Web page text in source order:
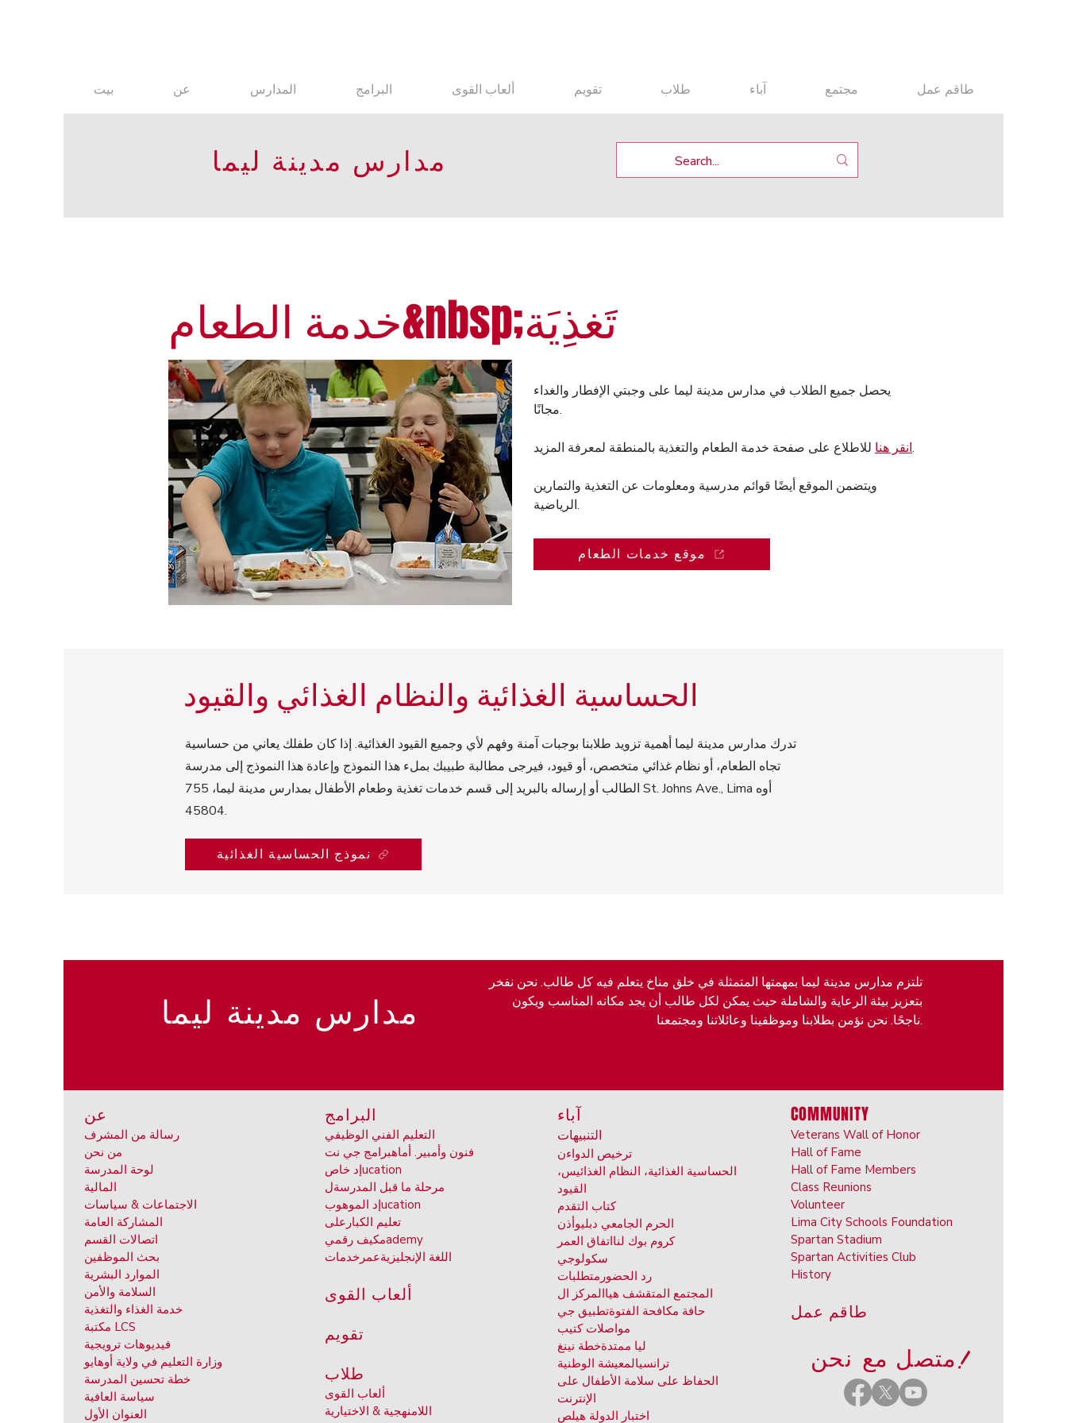
بيت عن المدارس البرامج ألعاب القوى تقويم طلاب آباء مجتمع طاقم عمل
مدارس مدينة ليما
خدمة الطعام&nbsp;تَغذِيَة
يحصل جميع الطلاب في مدارس مدينة ليما على وجبتي الإفطار والغداء
مجانًا.
انقر هناللاطلاع على صفحة خدمة الطعام والتغذية بالمنطقة لمعرفة المزيد.
ويتضمن الموقع أيضًا قوائم مدرسية ومعلومات عن التغذية والتمارين
الرياضية.
موقع خدمات الطعام
الحساسية الغذائية والنظام الغذائي والقيود
تدرك مدارس مدينة ليما أهمية تزويد طلابنا بوجبات آمنة وفهم لأي وجميع القيود الغذائية. إذا كان طفلك يعاني من حساسية
تجاه الطعام، أو نظام غذائي متخصص، أو قيود، فيرجى مطالبة طبيبك بملء هذا النموذج وإعادة هذا النموذج إلى مدرسة
الطالب أو إرساله بالبريد إلى قسم خدمات تغذية وطعام الأطفال بمدارس مدينة ليما، 755 St. Johns Ave., Lima أوه
45804.
نموذج الحساسية الغذائية
مدارس مدينة ليما
تلتزم مدارس مدينة ليما بمهمتها المتمثلة في خلق مناخ يتعلم فيه كل طالب. نحن نفخر
بتعزيز بيئة الرعاية والشاملة حيث يمكن لكل طالب أن يجد مكانه المناسب ويكون
ناجحًا. نحن نؤمن بطلابنا وموظفينا وعائلاتنا ومجتمعنا.
عن
رسالة من المشرف
من نحن
لوحة المدرسة
المالية
الاجتماعات & سياسات
المشاركة العامة
اتصالات القسم
بحث الموظفين
الموارد البشرية
السلامة والأمن
خدمة الغذاء والتغذية
مكتبة LCS
فيديوهات ترويجية
وزارة التعليم في ولاية أوهايو
خطة تحسين المدرسة
سياسة العافية
العنوان الأول
البرامج
التعليم الفني الوظيفي
فنون وأمبير. أماهبرامج جي نت
إد خاصucation
مرحلة ما قبل المدرسةل
إد الموهوبucation
تعليم الكبار على
مكيف رقميademy
اللغة الإنجليزيةعمرخدمات
ألعاب القوى
تقويم
طلاب
ألعاب القوى
اللامنهجية & الاختيارية
آباء
التنبيهات
ترخيص الدواءن
الحساسية الغذائية، النظام الغذائيس،
القيود
كتاب التقدم
الحرم الجامعي دبليوأذن
كروم بوك لنااتفاق العمر
سكولوجي
رد الحضور متطلبات
المجتمع المتقشف هياالمركز ال
حافة مكافحة الفتوةتطبيق جي
مواصلات كتيب
ليا ممتدةخطة نينغ
ترانسيالمعيشة الوطنية
الحفاظ على سلامة الأطفال على
الإنترنت
اختبار الدولة هيلص
COMMUNITY
Veterans Wall of Honor
Hall of Fame
Hall of Fame Members
Class Reunions
Volunteer
Lima City Schools Foundation
Spartan Stadium
Spartan Activities Club
History
طاقم عمل
متصل معنحن!